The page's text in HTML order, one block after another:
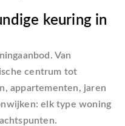
keuring in
Van
centrum tot
appartementen, jaren
elk type woning